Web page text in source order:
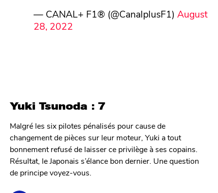
— CANAL+ F1® (@CanalplusF1) August
28, 2022
Yuki Tsunoda : 7
Malgré les six pilotes pénalisés pour cause de
changement de pièces sur leur moteur, Yuki a tout
bonnement refusé de laisser ce privilège à ses copains.
Résultat, le Japonais s’élance bon dernier. Une question
de principe voyez-vous.